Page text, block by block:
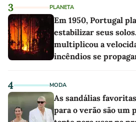
3 PLANETA
Em 1950, Portugal
estabilizar seus
multiplicou a
incêndios se
4 MODA
As sandálias
para o verão são um